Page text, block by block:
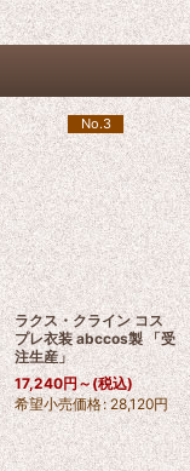
No.3
ラクス・クライン コス
プレ衣装 abccos製 「受
注生産」
17,240円～(税込)
希望小売価格: 28,120円